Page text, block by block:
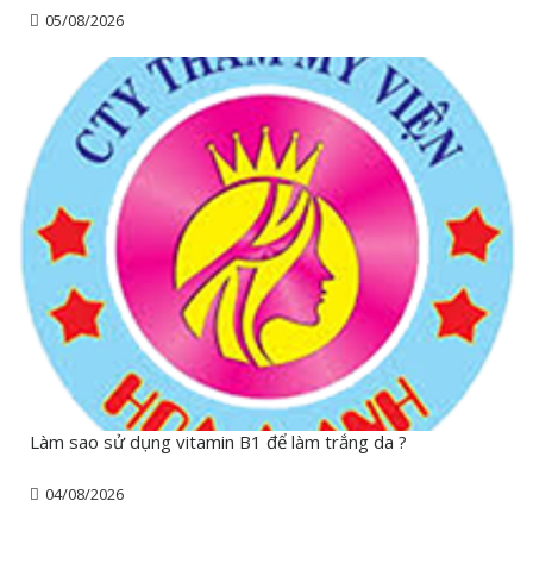
05/08/2026
Làm sao sử dụng vitamin B1 để làm trắng da ?
04/08/2026